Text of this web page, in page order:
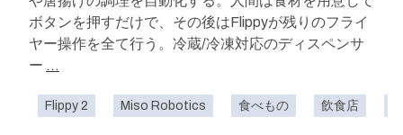
ボタンを押すだけで、その後はFlippyが残りのフライ
ヤー操作を全て行う。冷蔵/冷凍対応のディスペンサ
ー ...
Flippy 2 Miso Robotics 食べもの 飲食店